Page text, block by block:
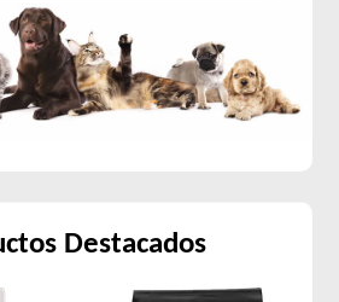
Diets Gastrointestinal
Diets Movilidad Articular
Diets Neurológico Neurocare
Diets Obesidad
Perro Adulto Mordida Pequeña
Perro Adulto Bajas Calorías
Destacados